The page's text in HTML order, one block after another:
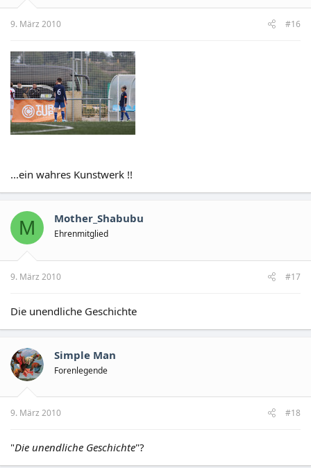
9. März 2010 #16
...ein wahres Kunstwerk !!
M Mother_Shabubu
Ehrenmitglied
9. März 2010 #17
Die unendliche Geschichte
Simple Man
Forenlegende
9. März 2010 #18
"Die unendliche Geschichte"?